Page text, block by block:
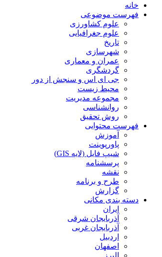
خانه
فهرست موضوعی
علوم کشاورزی
علوم جغرافیایی
تاریخ
شهرسازی
عمران و معماری
گردشگری
جی ای اس و سنجش از دور
محیط زیست
مجموعه مدیریت
روانشناسی
روش تحقیق
فهرست محتوایی
آموزش
پاورپوینت
شیپ فایل (لایه GIS)
پرسشنامه
نقشه
طرح و برنامه
گزارش
دسته بندی مکانی
ایران
آذربایجان شرقی
آذربایجان غربی
اردبیل
اصفهان
البرز